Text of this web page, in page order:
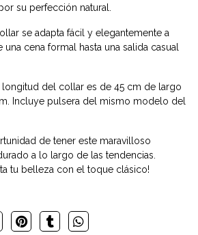
su perfección natural.
se adapta fácil y elegantemente a
cena formal hasta una salida casual
del collar es de 45 cm de largo
Incluye pulsera del mismo modelo del
de tener este maravilloso
a lo largo de las tendencias.
tu belleza con el toque clásico!